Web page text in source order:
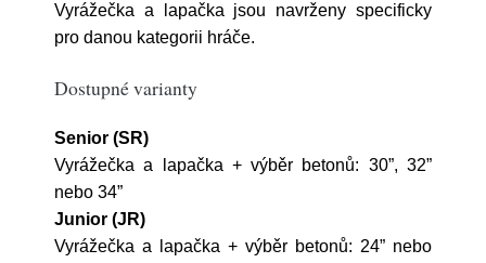
Vyrážečka a lapačka jsou navrženy specificky
pro danou kategorii hráče.
Dostupné varianty
Senior (SR)
Vyrážečka a lapačka + výběr betonů: 30”, 32”
nebo 34”
Junior (JR)
Vyrážečka a lapačka + výběr betonů: 24” nebo